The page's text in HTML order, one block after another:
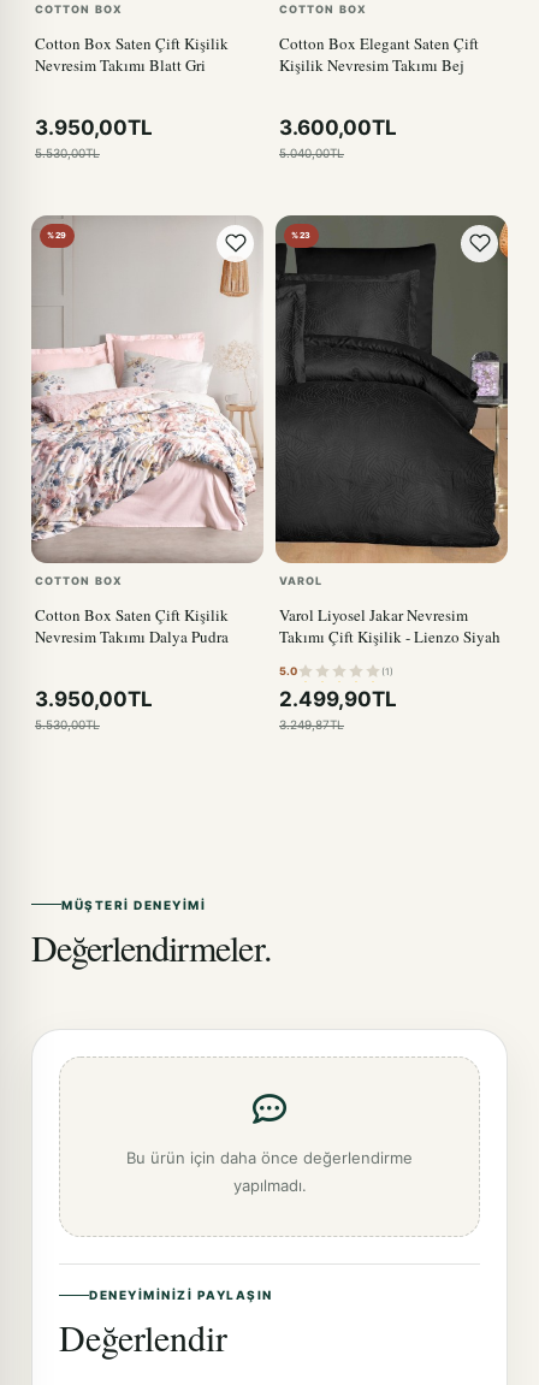
COTTON BOX
Cotton Box Saten Çift Kişilik
Nevresim Takımı Blatt Gri
3.950,00TL
5.530,00TL
COTTON BOX
Cotton Box Elegant Saten Çift
Kişilik Nevresim Takımı Bej
3.600,00TL
5.040,00TL
%29
COTTON BOX
Cotton Box Saten Çift Kişilik
Nevresim Takımı Dalya Pudra
3.950,00TL
5.530,00TL
%23
VAROL
Varol Liyosel Jakar Nevresim
Takımı Çift Kişilik - Lienzo Siyah
5.0 (1)
2.499,90TL
3.249,87TL
MÜŞTERI DENEYIMI
Değerlendirmeler.
Bu ürün için daha önce değerlendirme
yapılmadı.
DENEYIMINIZI PAYLAŞIN
Değerlendir